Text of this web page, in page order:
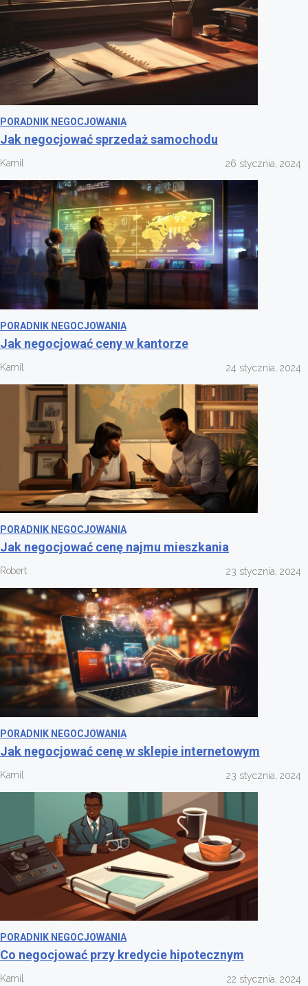
PORADNIK NEGOCJOWANIA
Jak negocjować sprzedaż samochodu
Kamil 26 stycznia, 2024
PORADNIK NEGOCJOWANIA
Jak negocjować ceny w kantorze
Kamil 24 stycznia, 2024
PORADNIK NEGOCJOWANIA
Jak negocjować cenę najmu mieszkania
Robert 23 stycznia, 2024
PORADNIK NEGOCJOWANIA
Jak negocjować cenę w sklepie internetowym
Kamil 23 stycznia, 2024
PORADNIK NEGOCJOWANIA
Co negocjować przy kredycie hipotecznym
Kamil 22 stycznia, 2024